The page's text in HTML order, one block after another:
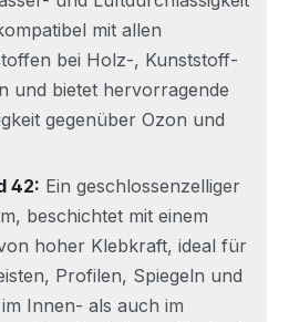
mit allen
bei Holz-, Kunststoff-
und bietet hervorragende
gegenüber Ozon und
42: Ein geschlossenzelliger
beschichtet mit einem
hoher Klebkraft, ideal für
Profilen, Spiegeln und
Innen- als auch im